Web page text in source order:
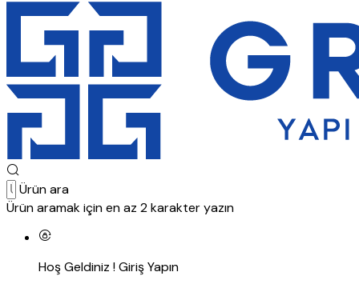
Ürün ara
Ürün aramak için en az 2 karakter yazın
Hoş Geldiniz !Giriş Yapın